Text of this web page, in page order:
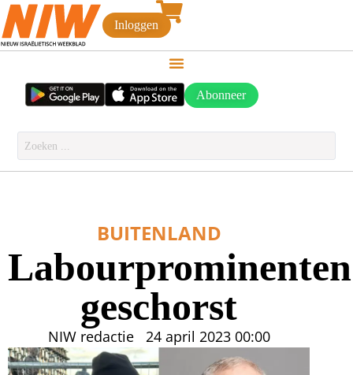
Inloggen
Abonneer
BUITENLAND
Labourprominenten
geschorst
NIW redactie 24 april 2023 00:00